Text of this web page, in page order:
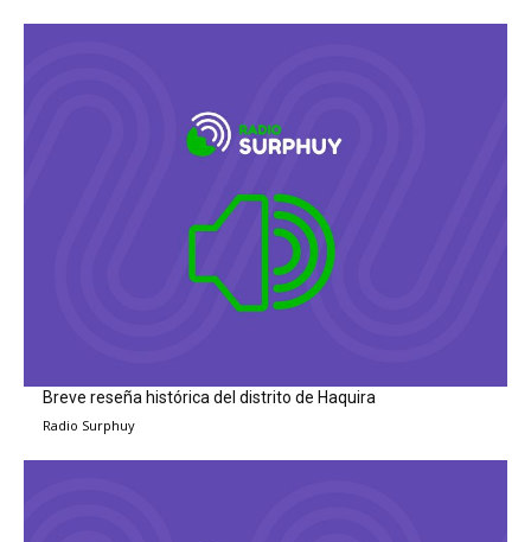
Breve reseña histórica del distrito de Haquira
Radio Surphuy